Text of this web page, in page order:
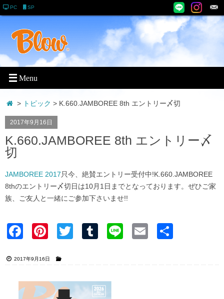
PC SP
> トピック > K.660.JAMBOREE 8th エントリー〆切
2017年9月16日
K.660.JAMBOREE 8th エントリー〆
切
JAMBOREE 2017只今、絶賛エントリー受付中!K.660.JAMBOREE
8thのエントリー〆切日は10月1日までとなっております。ぜひご家
族、ご友人と一緒にご参加下さいませ!!
Faceb Pinter Twitter Tumblr Line Email
2017年9月16日